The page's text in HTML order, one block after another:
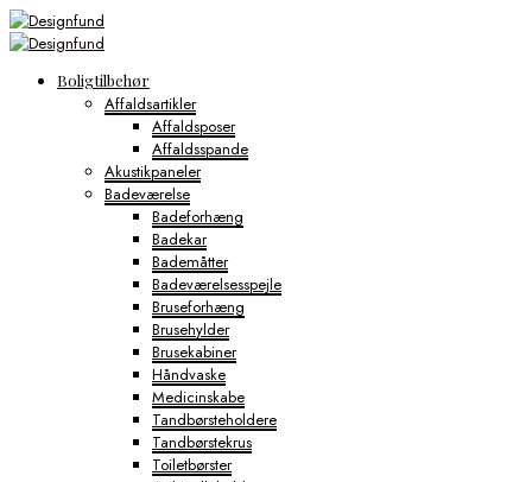
Boligtilbehør
Affaldsartikler
Affaldsposer
Affaldsspande
Akustikpaneler
Badeværelse
Badeforhæng
Badekar
Bademåtter
Badeværelsesspejle
Bruseforhæng
Brusehylder
Brusekabiner
Håndvaske
Medicinskabe
Tandbørsteholdere
Tandbørstekrus
Toiletbørster